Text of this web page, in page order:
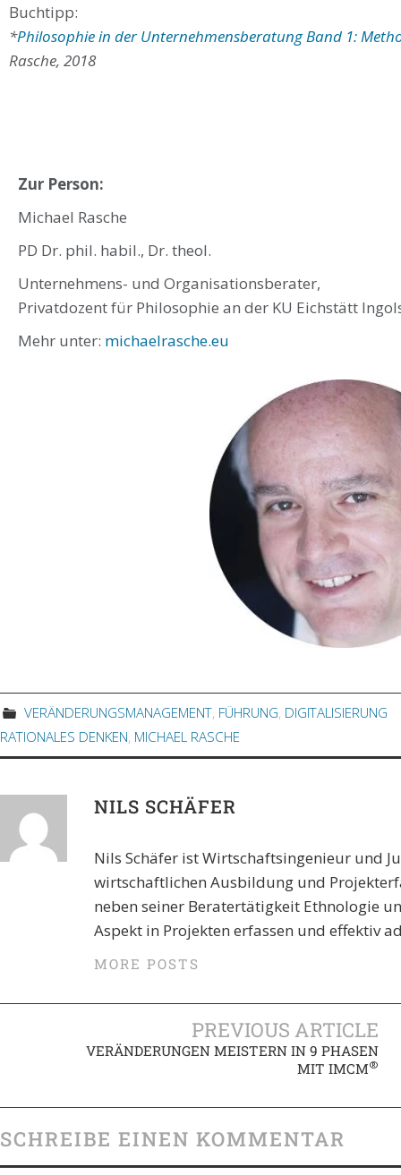
Buchtipp:
*Philosophie in der Unternehmensberatung Band 1:
Rasche, 2018
Zur Person:
Michael Rasche
PD Dr. phil. habil., Dr. theol.
Unternehmens- und Organisationsberater,
Privatdozent für Philosophie an der KU Eichstätt
Mehr unter: michaelrasche.eu
VERÄNDERUNGSMANAGEMENT, FÜHRUNG, DIGITALISIERUNG
RATIONALES DENKEN, MICHAEL RASCHE
NILS SCHÄFER
Nils Schäfer ist Wirtschaftsingenieur und
wirtschaftlichen Ausbildung und
neben seiner Beratertätigkeit Ethnologie
Aspekt in Projekten erfassen und effektiv
MORE POSTS
PREVIOUS ARTICLE
VERÄNDERUNGEN MEISTERN IN 9 PHASEN
MIT IMCM®
SCHREIBE EINEN KOMMENTAR